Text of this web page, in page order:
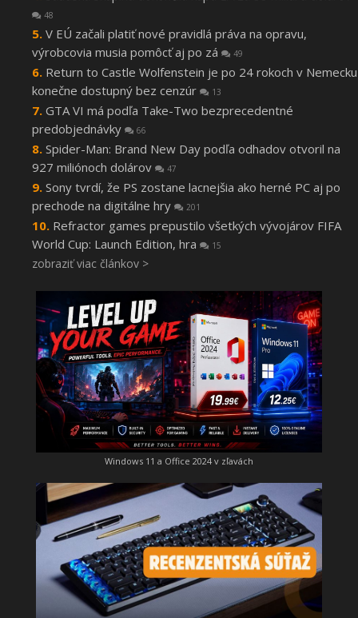
48
V EÚ začali platiť nové pravidlá práva na opravu,
výrobcovia musia pomôcť aj po zá
49
Return to Castle Wolfenstein je po 24 rokoch v Nemecku
konečne dostupný bez cenzúr
13
GTA VI má podľa Take-Two bezprecedentné
predobjednávky
66
Spider-Man: Brand New Day podľa odhadov otvoril na
927 miliónoch dolárov
47
Sony tvrdí, že PS zostane lacnejšia ako herné PC aj po
prechode na digitálne hry
201
Refractor games prepustilo všetkých vývojárov FIFA
World Cup: Launch Edition, hra
15
zobraziť viac článkov >
Windows 11 a Office 2024 v zľavách